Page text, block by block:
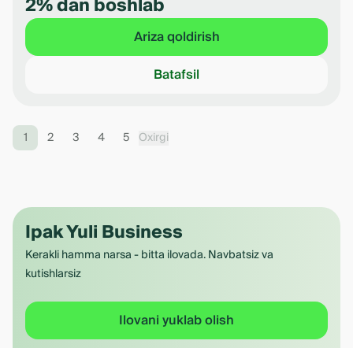
Ariza qoldirish
Batafsil
1 2 3 4 5 Oxirgi
Ipak Yuli Business
Kerakli hamma narsa - bitta ilovada. Navbatsiz va
kutishlarsiz
Ilovani yuklab olish